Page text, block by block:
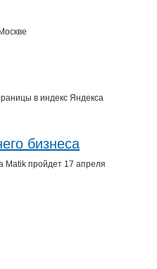
в индекс Яндекса
бизнеса
Matik пройдет 17 апреля